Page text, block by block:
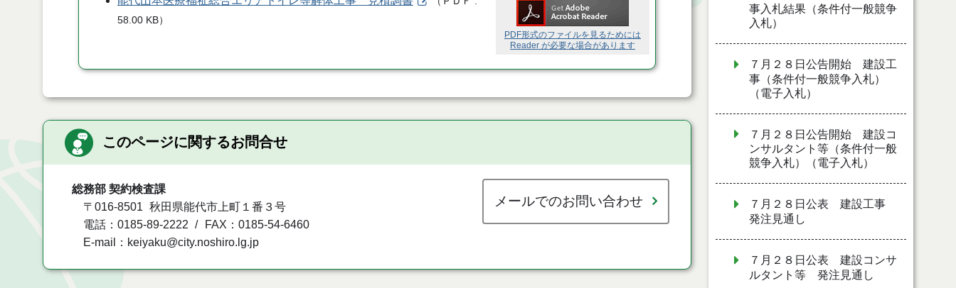
PDF形式のファイルを見るためには
Reader が必要な場合があります
58.00 KB）
このページに関するお問合せ
総務部 契約検査課
〒016-8501
秋田県能代市上町１番３号
電話：0185-89-2222
FAX：0185-54-6460
E-mail：keiyaku@city.noshiro.lg.jp
メールでのお問い合わせ
事入札結果（条件付一般競争
入札）
７月２８日公告開始 建設工
事（条件付一般競争入札）
（電子入札）
７月２８日公告開始 建設コ
ンサルタント等（条件付一般
競争入札）（電子入札）
７月２８日公表 建設工事
発注見通し
７月２８日公表 建設コンサ
ルタント等 発注見通し